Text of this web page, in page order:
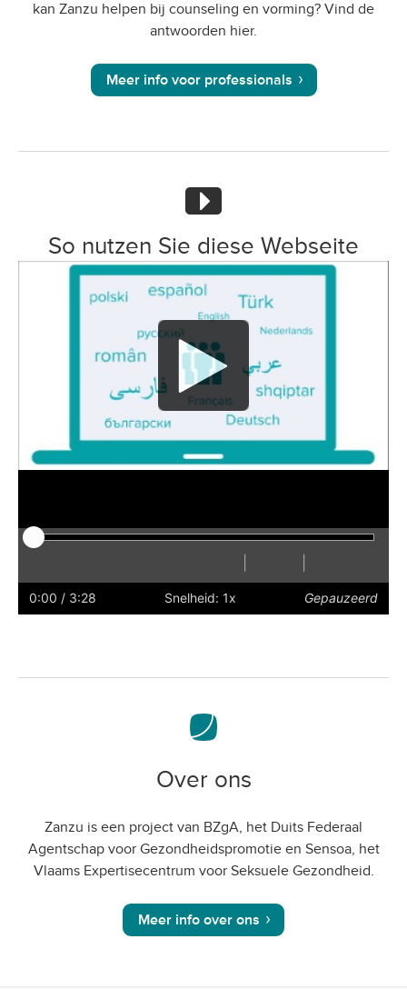
kan Zanzu helpen bij counseling en vorming? Vind de
antwoorden hier.
Meer info voor professionals
So nutzen Sie diese Webseite
Verberg
ondertiteling
SnellerLangzamer
naar
volledig
0:00 / 3:28 Snelheid: 1x Gepauzeerd
Over ons
Zanzu is een project van BZgA, het Duits Federaal
Agentschap voor Gezondheidspromotie en Sensoa, het
Vlaams Expertisecentrum voor Seksuele Gezondheid.
Meer info over ons